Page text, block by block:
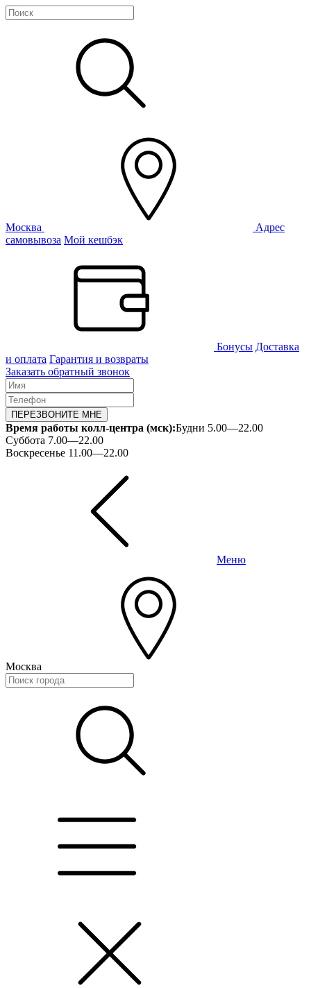
Москва
Адрес
самовывоза Мой кешбэк
Бонусы Доставка
и оплата Гарантия и возвраты
Заказать обратный звонок
ПЕРЕЗВОНИТЕ МНЕ
Время работы колл-центра (мск):Будни 5.00—22.00
Суббота 7.00—22.00
Воскресенье 11.00—22.00
Меню
Москва